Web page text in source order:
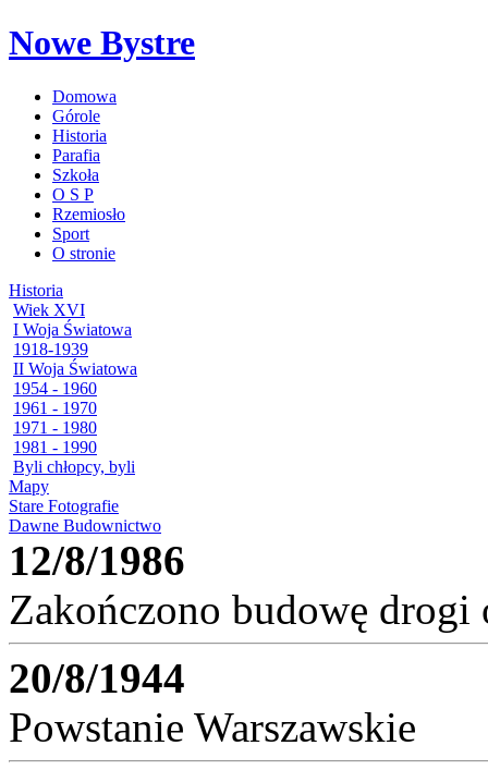
Nowe Bystre
Domowa
Górole
Historia
Parafia
Szkoła
O S P
Rzemiosło
Sport
O stronie
Historia
Wiek XVI
I Woja Światowa
1918-1939
II Woja Światowa
1954 - 1960
1961 - 1970
1971 - 1980
1981 - 1990
Byli chłopcy, byli
Mapy
Stare Fotografie
Dawne Budownictwo
12/8/1986
Zakończono budowę
20/8/1944
Powstanie Warszawskie